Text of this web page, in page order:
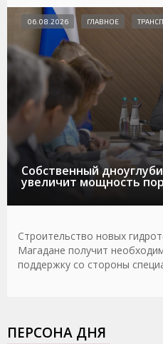
Собственный
увеличит мощность
06.08.2026 ГЛАВНОЕ
Строительство новых
Магадане получит
поддержку со стороны
ПЕРСОНА ДНЯ